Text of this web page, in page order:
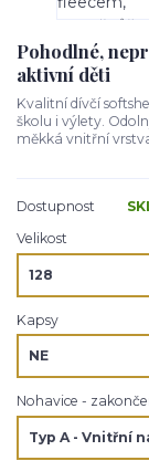
Pohodlné,
aktivní děti
Kvalitní dívčí
školu i výlety.
měkká vnitřní
Dostupnost
Velikost
Kapsy
Nohavice -